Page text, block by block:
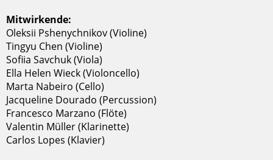
Mitwirkende:
Oleksii Pshenychnikov (Violine)
Tingyu Chen (Violine)
Sofiia Savchuk (Viola)
Ella Helen Wieck (Violoncello)
Marta Nabeiro (Cello)
Jacqueline Dourado (Percussion)
Francesco Marzano (Flöte)
Valentin Müller (Klarinette)
Carlos Lopes (Klavier)